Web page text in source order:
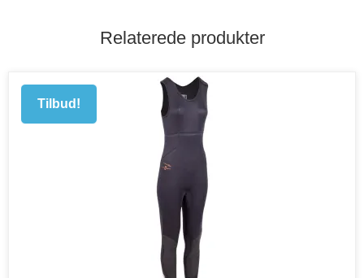
Relaterede produkter
Tilbud!